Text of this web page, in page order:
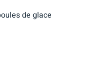
de glace